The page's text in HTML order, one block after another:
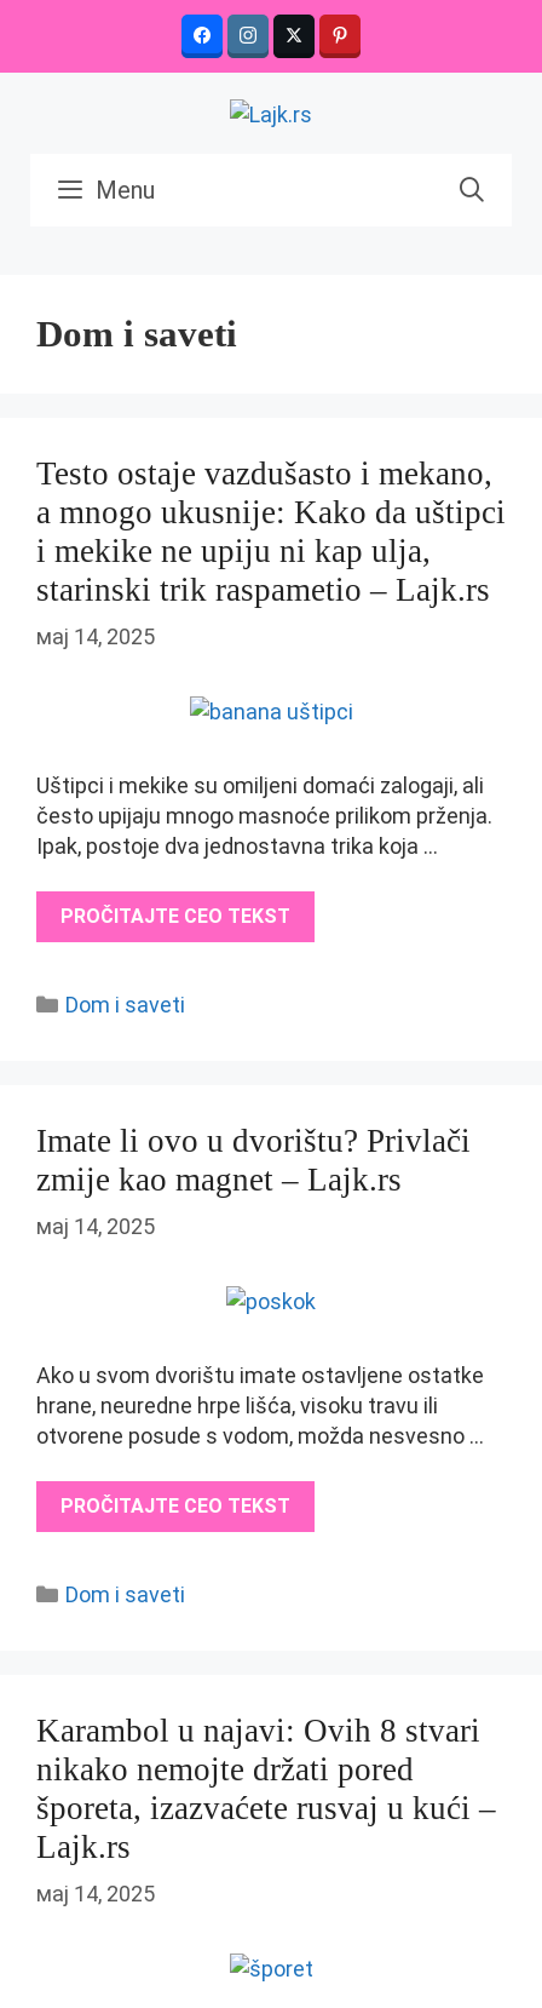
content
Menu
Dom i saveti
Testo ostaje vazdušasto i mekano,
a mnogo ukusnije: Kako da uštipci
i mekike ne upiju ni kap ulja,
starinski trik raspametio – Lajk.rs
мај 14, 2025
Uštipci i mekike su omiljeni domaći zalogaji, ali
često upijaju mnogo masnoće prilikom prženja.
Ipak, postoje dva jednostavna trika koja …
PROČITAJTE CEO TEKST
Categories
Dom i saveti
Imate li ovo u dvorištu? Privlači
zmije kao magnet – Lajk.rs
мај 14, 2025
Ako u svom dvorištu imate ostavljene ostatke
hrane, neuredne hrpe lišća, visoku travu ili
otvorene posude s vodom, možda nesvesno …
PROČITAJTE CEO TEKST
Categories
Dom i saveti
Karambol u najavi: Ovih 8 stvari
nikako nemojte držati pored
šporeta, izazvaćete rusvaj u kući –
Lajk.rs
мај 14, 2025